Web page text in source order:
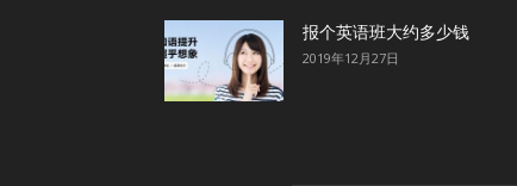
报个英语班大约多少钱
2019年12月27日